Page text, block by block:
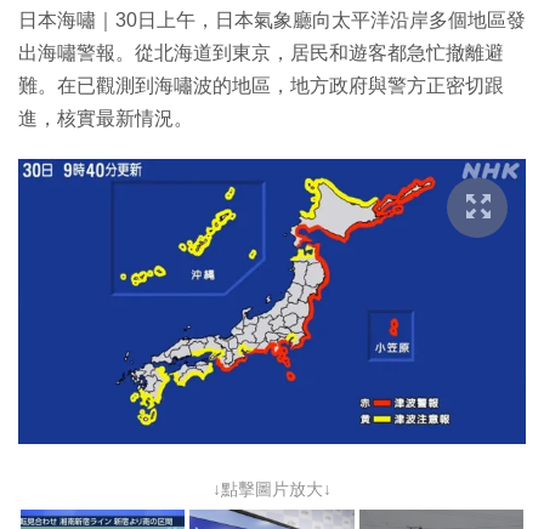
日本海嘯｜30日上午，日本氣象廳向太平洋沿岸多個地區發
出海嘯警報。從北海道到東京，居民和遊客都急忙撤離避
難。在已觀測到海嘯波的地區，地方政府與警方正密切跟
進，核實最新情況。
↓點擊圖片放大↓